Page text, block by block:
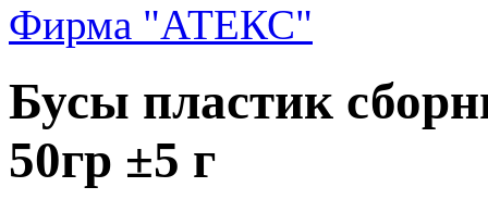
Фирма "АТЕКС"
Бусы пластик
50гр ±5 г